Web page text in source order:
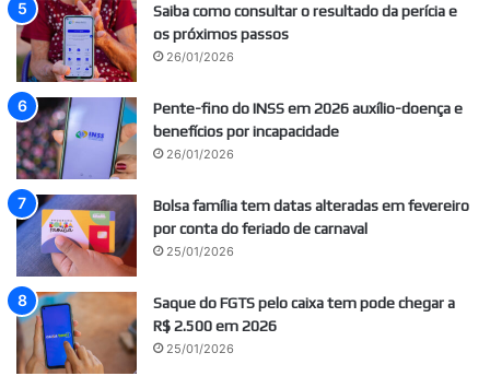
Saiba como consultar o resultado da perícia e
os próximos passos
26/01/2026
Pente-fino do INSS em 2026 auxílio-doença e
benefícios por incapacidade
26/01/2026
Bolsa família tem datas alteradas em fevereiro
por conta do feriado de carnaval
25/01/2026
Saque do FGTS pelo caixa tem pode chegar a
R$ 2.500 em 2026
25/01/2026